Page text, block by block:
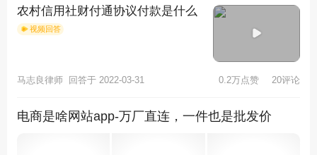
农村信用社财付通协议付款是什么
视频回答
马志良律师 回答于 2022-03-31 0.2万点赞 20评论
电商是啥网站app-万厂直连，一件也是批发价